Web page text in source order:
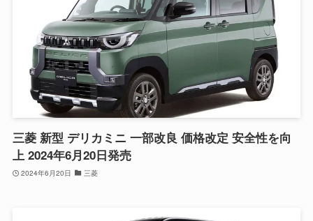
三菱 新型 デリカミニ 一部改良 価格改定 安全性を向
上 2024年6月20日発売
2024年6月20日 三菱